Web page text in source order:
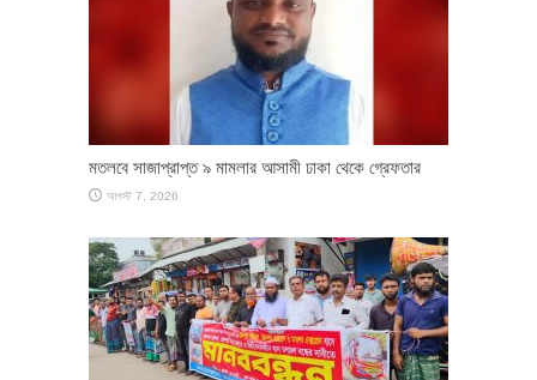
মতলবে সাজাপ্রাপ্ত ৯ মামলার আসামী ঢাকা থেকে গ্রেফতার
আগস্ট 7, 2026